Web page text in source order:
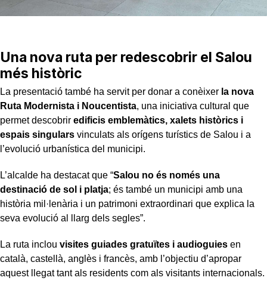
Una nova ruta per redescobrir el Salou
més històric
La presentació també ha servit per donar a conèixer la nova
Ruta Modernista i Noucentista, una iniciativa cultural que
permet descobrir edificis emblemàtics, xalets històrics i
espais singulars vinculats als orígens turístics de Salou i a
l’evolució urbanística del municipi.
L’alcalde ha destacat que “Salou no és només una
destinació de sol i platja; és també un municipi amb una
història mil·lenària i un patrimoni extraordinari que explica la
seva evolució al llarg dels segles”.
La ruta inclou visites guiades gratuïtes i audioguies en
català, castellà, anglès i francès, amb l’objectiu d’apropar
aquest llegat tant als residents com als visitants internacionals.